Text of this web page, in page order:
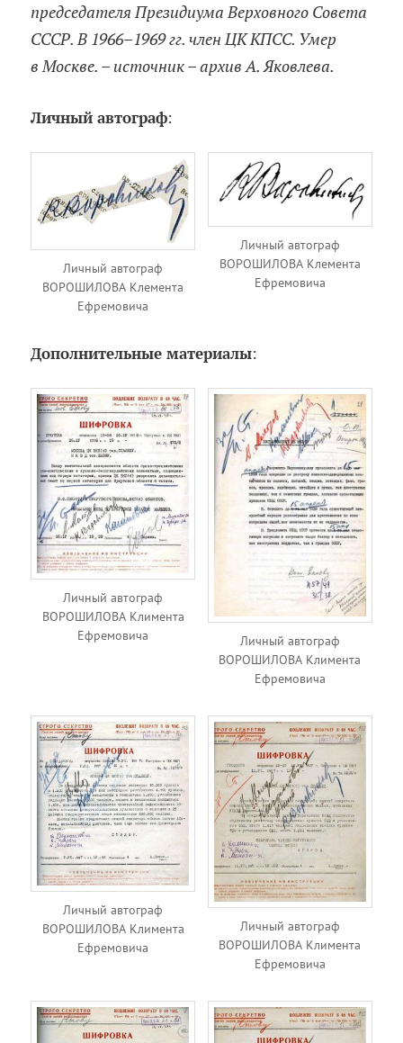
председателя Президиума Верховного Совета
СССР. В 1966–1969 гг. член ЦК КПСС. Умер
в Москве. – источник – архив А. Яковлева.
Личный автограф:
Личный автограф
ВОРОШИЛОВА Клемента
Ефремовича
Личный автограф
ВОРОШИЛОВА Клемента
Ефремовича
Дополнительные материалы:
Личный автограф
ВОРОШИЛОВА Климента
Ефремовича
Личный автограф
ВОРОШИЛОВА Климента
Ефремовича
Личный автограф
ВОРОШИЛОВА Климента
Ефремовича
Личный автограф
ВОРОШИЛОВА Климента
Ефремовича